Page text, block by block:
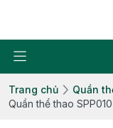
Trang chủ
Quần
Quần thể thao